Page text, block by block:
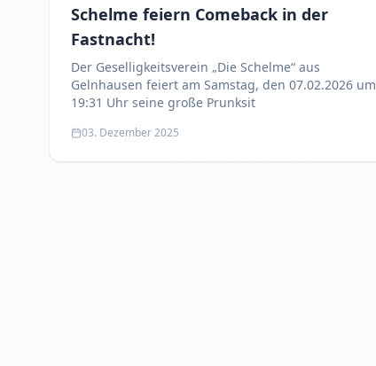
Schelme feiern Comeback in der
Fastnacht!
Der Geselligkeitsverein „Die Schelme“ aus
Gelnhausen feiert am Samstag, den 07.02.2026 um
19:31 Uhr seine große Prunksit
03. Dezember 2025